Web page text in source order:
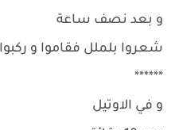
و بعد نصف ساعة
شعروا بلملل فقاموا و
******
و في الاوتيل